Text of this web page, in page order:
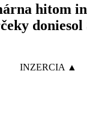
hitom
doniesol
INZERCIA ▲